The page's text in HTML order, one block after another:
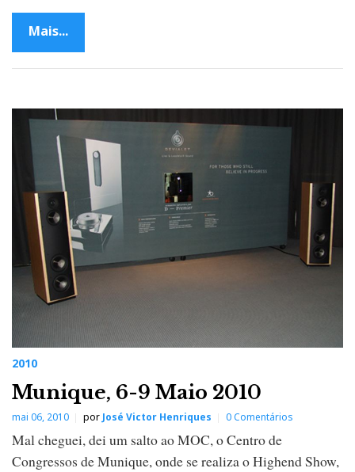
Mais...
2010
Munique, 6-9 Maio 2010
mai 06, 2010 porJosé Victor Henriques 0 Comentários
Mal cheguei, dei um salto ao MOC, o Centro de
Congressos de Munique, onde se realiza o Highend Show,